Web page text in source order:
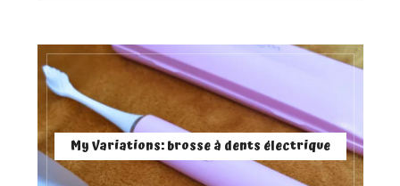
My Variations: brosse à dents électrique